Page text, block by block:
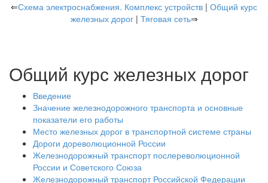
⇐Схема электроснабжения. Комплекс устройств | Общий курс
железных дорог| Тяговая сеть⇒
Общий курс железных дорог
Введение
Значение железнодорожного транспорта и основные
показатели его работы
Место железных дорог в транспортной системе страны
Дороги дореволюционной России
Железнодорожный транспорт послереволюционной
России и Советского Союза
Железнодорожный транспорт Российской Федерации